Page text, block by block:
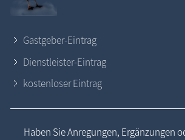
Gastgeber-Eintrag
Dienstleister-Eintrag
kostenloser Eintrag
Haben Sie Anregungen, Ergänzungen